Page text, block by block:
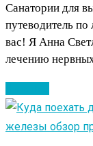
Санатории для
путеводитель
вас! Я Анна
лечению